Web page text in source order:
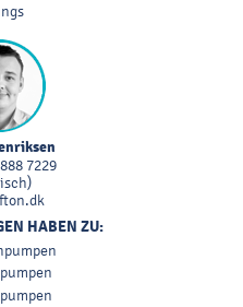
7229
HABEN ZU: